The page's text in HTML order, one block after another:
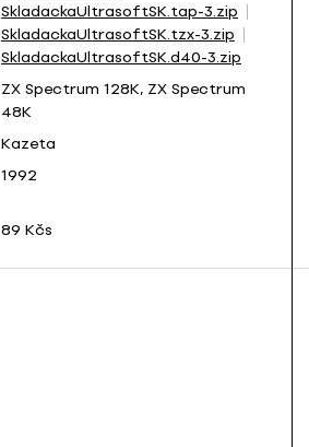
SkladackaUltrasoftSK.tap-3.zip
SkladackaUltrasoftSK.tzx-3.zip
SkladackaUltrasoftSK.d40-3.zip
ZX Spectrum 128K, ZX Spectrum
48K
Kazeta
1992
89 Kčs